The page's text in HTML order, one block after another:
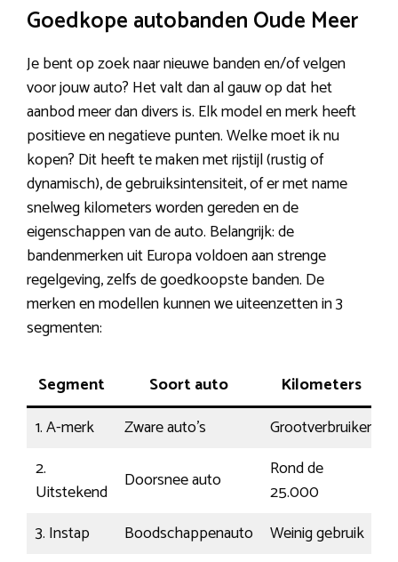
Goedkope autobanden Oude Meer
Je bent op zoek naar nieuwe banden en/of velgen
voor jouw auto? Het valt dan al gauw op dat het
aanbod meer dan divers is. Elk model en merk heeft
positieve en negatieve punten. Welke moet ik nu
kopen? Dit heeft te maken met rijstijl (rustig of
dynamisch), de gebruiksintensiteit, of er met name
snelweg kilometers worden gereden en de
eigenschappen van de auto. Belangrijk: de
bandenmerken uit Europa voldoen aan strenge
regelgeving, zelfs de goedkoopste banden. De
merken en modellen kunnen we uiteenzetten in 3
segmenten:
Segment Soort auto Kilometers
1. A-merk
Zware auto’s Grootverbruiker
2.
Uitstekend
Doorsnee auto
Rond de
25.000
3. Instap
Boodschappenauto Weinig gebruik